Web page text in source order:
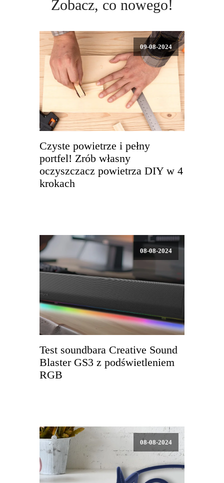
Zobacz, co nowego!
09-08-2024
Czyste powietrze i pełny
portfel! Zrób własny
oczyszczacz powietrza DIY w 4
krokach
08-08-2024
Test soundbara Creative Sound
Blaster GS3 z podświetleniem
RGB
08-08-2024